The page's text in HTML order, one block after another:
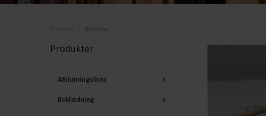
Produkter
Afslutningsliste
Beklædning